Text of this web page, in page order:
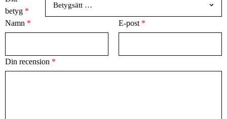
betyg *
Din recension *
Namn * E-post *